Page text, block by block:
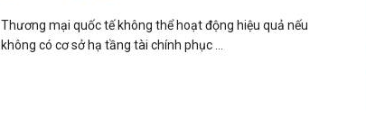
Thương mại quốc tế không thể hoạt động hiệu quả nếu
không có cơ sở hạ tầng tài chính phục ...